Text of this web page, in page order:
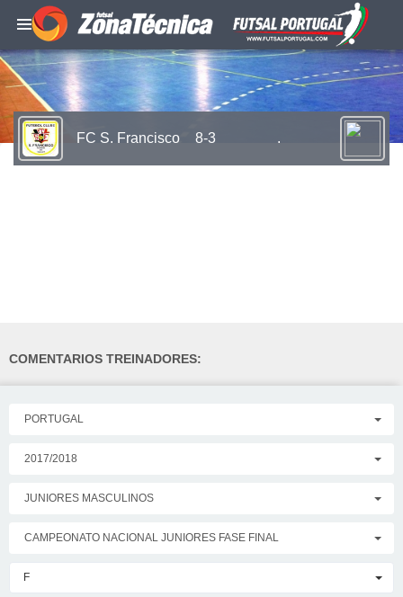
FC S. Francisco 8-3 .
COMENTARIOS TREINADORES:
PORTUGAL
2017/2018
JUNIORES MASCULINOS
CAMPEONATO NACIONAL JUNIORES FASE FINAL
F